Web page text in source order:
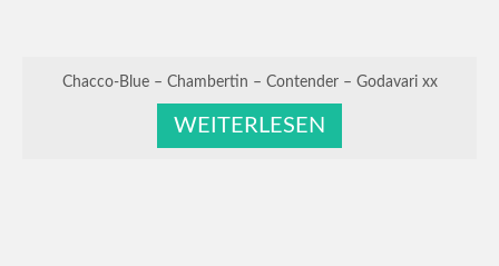
Chacco-Blue – Chambertin – Contender – Godavari xx
WEITERLESEN